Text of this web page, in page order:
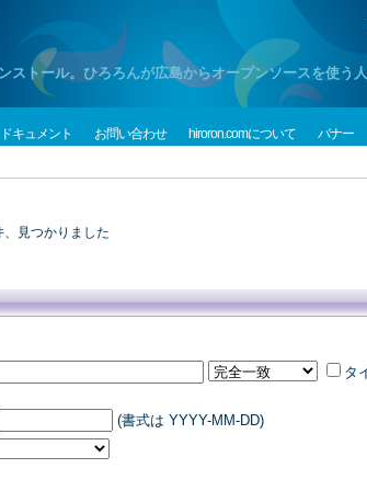
トール。ひろろんが広島からオープンソースを使う
ドキュメント お問い合わせ hiroron.comについて バナー
、見つかりました
タ
(書式は YYYY-MM-DD)